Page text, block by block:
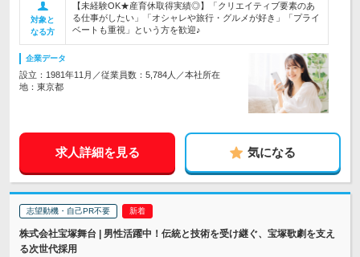
対象と
なる方
【未経験OK★産育休取得実績◎】「クリエイティブ要素のあ
る仕事がしたい」「オシャレや旅行・グルメが好き」「プライ
ベートも重視」という方を歓迎♪
企業データ
設立：1981年11月／従業員数：5,784人／本社所在
地：東京都
求人詳細を見る 気になる
志望動機・自己PR不要
株式会社宝塚舞台 | 男性活躍中！伝統と技術を受け継ぐ、宝塚歌劇を支え
る次世代採用